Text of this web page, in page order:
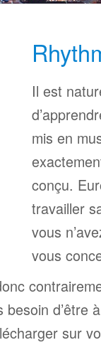
Il est
mis en
conçu.
travailler
vous
vous
besoin d’être
sur